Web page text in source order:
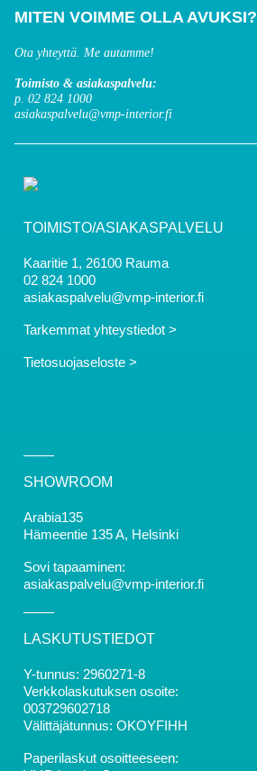
MITEN VOIMME OLLA AVUKSI?
Ota yhteyttä. Me autamme!
Toimisto & asiakaspalvelu:
p. 02 824 1000
asiakaspalvelu@vmp-interior.fi
TOIMISTO/ASIAKASPALVELU
Kaaritie 1, 26100 Rauma
02 824 1000
asiakaspalvelu@vmp-interior.fi
Tarkemmat yhteystiedot >
Tietosuojaseloste >
SHOWROOM
Arabia135
Hämeentie 135 A, Helsinki
Sovi tapaaminen:
asiakaspalvelu@vmp-interior.fi
LASKUTUSTIEDOT
Y-tunnus: 2960271-8
Verkkolaskutuksen osoite:
003729602718
Välittäjätunnus: OKOYFIHH
Paperilaskut osoitteeseen: